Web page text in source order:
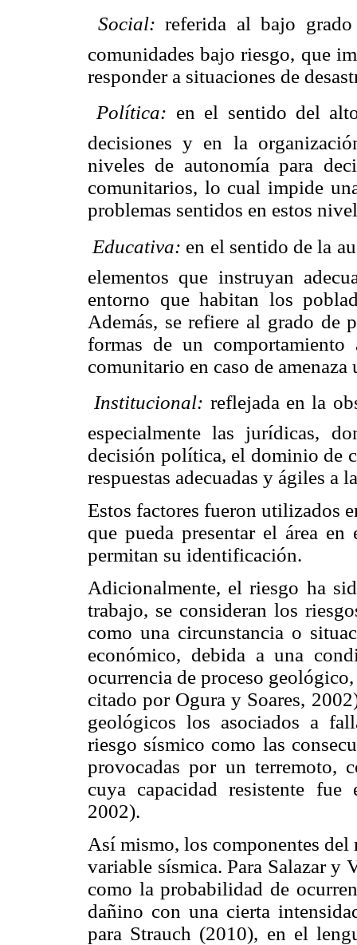
Social:referida al bajo
comunidades bajo riesgo, que
responder a situaciones de
Política: en el sentido del
decisiones y en la
niveles de autonomía para
comunitarios, lo cual impide
problemas sentidos en estos
Educativa: en el sentido de la
elementos que instruyan
entorno que habitan los
Además, se refiere al grado de
formas de un
comunitario en caso de
Institucional: reflejada en la
especialmente las jurídicas,
decisión política, el dominio de
respuestas adecuadas y ágiles a
Estos factores fueron utilizados
que pueda presentar el área
permitan su identificación.
Adicionalmente, el riesgo ha
trabajo, se consideran los
como una circunstancia o
económico, debida a una
ocurrencia de proceso
citado por Ogura y Soares,
geológicos los asociados a
riesgo sísmico como las
provocadas por un terremoto,
cuya capacidad resistente fue
2002).
Así mismo, los componentes
variable sísmica. Para Salazar y
como la probabilidad de
dañino con una cierta
para Strauch (2010), en el